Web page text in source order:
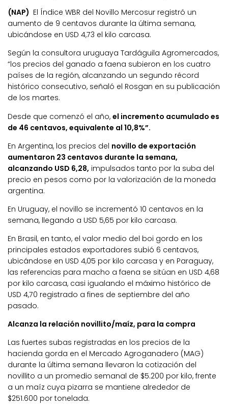
(NAP) El Índice WBR del Novillo Mercosur registró un
aumento de 9 centavos durante la última semana,
ubicándose en USD 4,73 el kilo carcasa.
Según la consultora uruguaya Tardáguila Agromercados,
“los precios del ganado a faena subieron en los cuatro
países de la región, alcanzando un segundo récord
histórico consecutivo, señaló el Rosgan en su publicación
de los martes.
Desde que comenzó el año, el incremento acumulado es
de 46 centavos, equivalente al 10,8%”.
En Argentina, los precios del novillo de exportación
aumentaron 23 centavos durante la semana,
alcanzando USD 6,28, impulsados tanto por la suba del
precio en pesos como por la valorización de la moneda
argentina.
En Uruguay, el novillo se incrementó 10 centavos en la
semana, llegando a USD 5,65 por kilo carcasa.
En Brasil, en tanto, el valor medio del boi gordo en los
principales estados exportadores subió 6 centavos,
ubicándose en USD 4,05 por kilo carcasa y en Paraguay,
las referencias para macho a faena se sitúan en USD 4,68
por kilo carcasa, casi igualando el máximo histórico de
USD 4,70 registrado a fines de septiembre del año
pasado.
Alcanza la relación novillito/maíz, para la compra
Las fuertes subas registradas en los precios de la
hacienda gorda en el Mercado Agroganadero (MAG)
durante la última semana llevaron la cotización del
novillito a un promedio semanal de $5.200 por kilo, frente
a un maíz cuya pizarra se mantiene alrededor de
$251.600 por tonelada.